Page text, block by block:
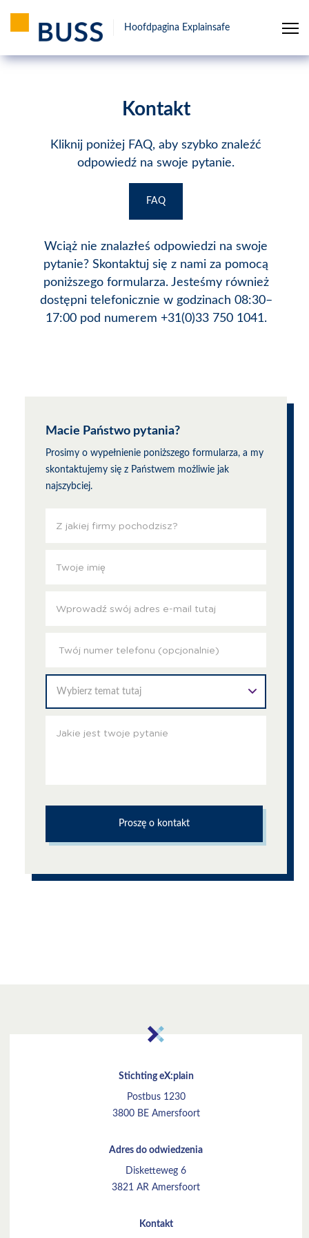
Hoofdpagina Explainsafe
Kontakt
Kliknij poniżej FAQ, aby szybko znaleźć
odpowiedź na swoje pytanie.
FAQ
Wciąż nie znalazłeś odpowiedzi na swoje
pytanie? Skontaktuj się z nami za pomocą
poniższego formularza. Jesteśmy również
dostępni telefonicznie w godzinach 08:30–
17:00 pod numerem +31(0)33 750 1041.
Macie Państwo pytania?
Prosimy o wypełnienie poniższego formularza, a my
skontaktujemy się z Państwem możliwie jak
najszybciej.
Wybierz temat tutaj
Proszę o kontakt
Stichting eX:plain
Postbus 1230
3800 BE Amersfoort
Adres do odwiedzenia
Disketteweg 6
3821 AR Amersfoort
Kontakt